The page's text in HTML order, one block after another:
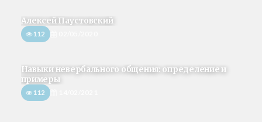
Алексей Паустовский
112
Навыки невербального общения: определение и
примеры
112